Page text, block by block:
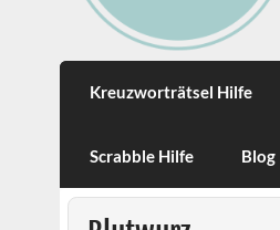
Kreuzworträtsel Hilfe
Scrabble Hilfe Blog